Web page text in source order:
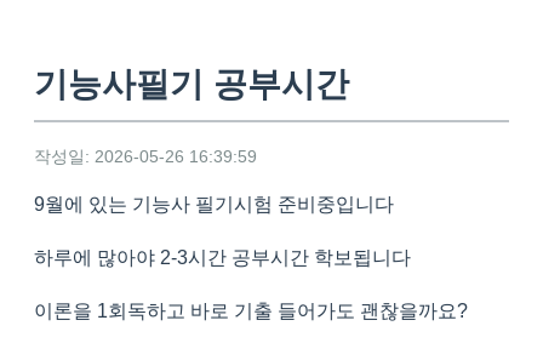
기능사필기 공부시간
작성일: 2026-05-26 16:39:59
9월에 있는 기능사 필기시험 준비중입니다
하루에 많아야 2-3시간 공부시간 학보됩니다
이론을 1회독하고 바로 기출 들어가도 괜찮을까요?